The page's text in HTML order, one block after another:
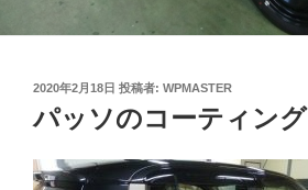
投
日:
2020年2月18日 投稿者: WPMASTER
パッソのコーティング